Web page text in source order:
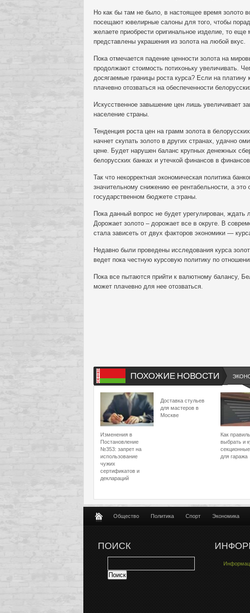
Но как бы там не было, в настоящее время золото
посещают ювелирные салоны для того, чтобы
желаете приобрести оригинальное изделие, то еще
представлены украшения из золота на любой вкус.
Пока отмечается падение ценности золота на
продолжают стоимость потихоньку увеличивать.
досягаемые границы роста курса? Если на
плачевно отозваться на обеспеченности
Искусственное завышение цен лишь увеличивает
население страны.
Тенденция роста цен на грамм золота в
начнет скупать золото в других странах, удачно
цене. Будет нарушен баланс крупных денежных
белорусских банках и утечкой финансов в
Так что некорректная экономическая политика
значительному снижению ее рентабельности, а
государственном бюджете страны.
Пока данный вопрос не будет урегулирован,
Дорожает золото – дорожает все в округе. В
стала зависеть от двух факторов экономики —
Недавно были проведены исследования курса
ведет пока честную курсовую политику по
Пока все пытаются прийти к валютному балансу,
может плачевно для нее отозваться.
ПОХОЖИЕ НОВОСТИ
Изменения в
Постановление
№353: запрет на
использование
чужих
сертификатов и
деклараций
Доставка стульев
для мастеров в
Москве
Как
выбрать и
для гаража
Общество Политика Спорт Экономика
ПОИСК